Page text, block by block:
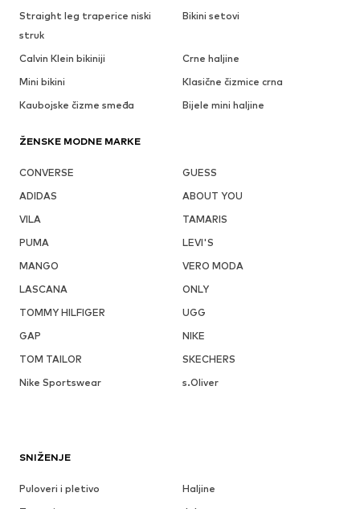
Straight leg traperice niski
struk
Bikini setovi
Calvin Klein bikiniji
Crne haljine
Mini bikini
Klasične čizmice crna
Kaubojske čizme smeđa
Bijele mini haljine
ŽENSKE MODNE MARKE
CONVERSE
GUESS
ADIDAS
ABOUT YOU
VILA
TAMARIS
PUMA
LEVI'S
MANGO
VERO MODA
LASCANA
ONLY
TOMMY HILFIGER
UGG
GAP
NIKE
TOM TAILOR
SKECHERS
Nike Sportswear
s.Oliver
SNIŽENJE
Puloveri i pletivo
Haljine